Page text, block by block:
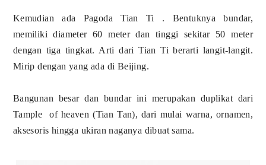
Kemudian ada Pagoda Tian Ti . Bentuknya bundar,
memiliki diameter 60 meter dan tinggi sekitar 50 meter
dengan tiga tingkat. Arti dari Tian Ti berarti langit-langit.
Mirip dengan yang ada di Beijing.
Bangunan besar dan bundar ini merupakan duplikat dari
Tample of heaven (Tian Tan), dari mulai warna, ornamen,
aksesoris hingga ukiran naganya dibuat sama.